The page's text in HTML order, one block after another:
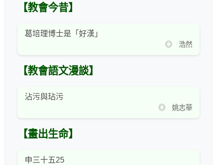
【教會今昔】
葛培理博士是「好漢」
◎ 浩然
【教會語文漫談】
沾污與玷污
◎ 姚志華
【畫出生命】
申三十五25